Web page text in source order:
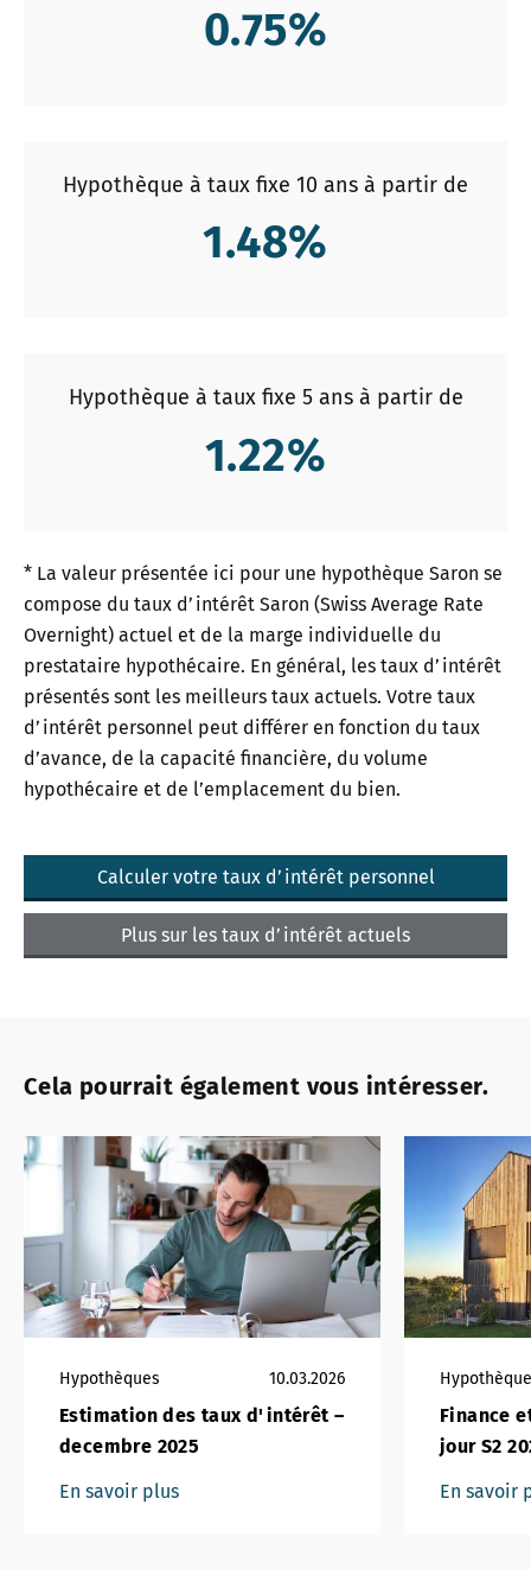
0.75%
Hypothèque à taux fixe 10 ans à partir de
1.48%
Hypothèque à taux fixe 5 ans à partir de
1.22%
* La valeur présentée ici pour une hypothèque Saron se
compose du taux d’intérêt Saron (Swiss Average Rate
Overnight) actuel et de la marge individuelle du
prestataire hypothécaire. En général, les taux d’intérêt
présentés sont les meilleurs taux actuels. Votre taux
d’intérêt personnel peut différer en fonction du taux
d’avance, de la capacité financière, du volume
hypothécaire et de l’emplacement du bien.
Calculer votre taux d’intérêt personnel
Plus sur les taux d’intérêt actuels
Cela pourrait également vous intéresser.
Hypothèques 10.03.2026
Estimation des taux d'intérêt –
decembre 2025
En savoir plus
Finance
jour S2
En savoir